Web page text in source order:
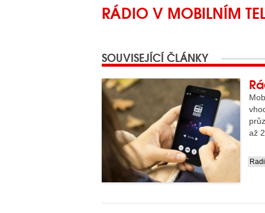
RÁDIO V MOBILNÍM
SOUVISEJÍCÍ ČLÁNKY
až
....